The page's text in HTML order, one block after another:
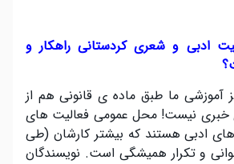
ادبی و شعری کردستانی راهکار و
آموزشی ما طبق ماده ی قانونی هم از
خبری نیست! محل عمومی فعالیت های
ادبی هستند که بیشتر کارشان (طی
و تکرار همیشگی است. نویسندگان